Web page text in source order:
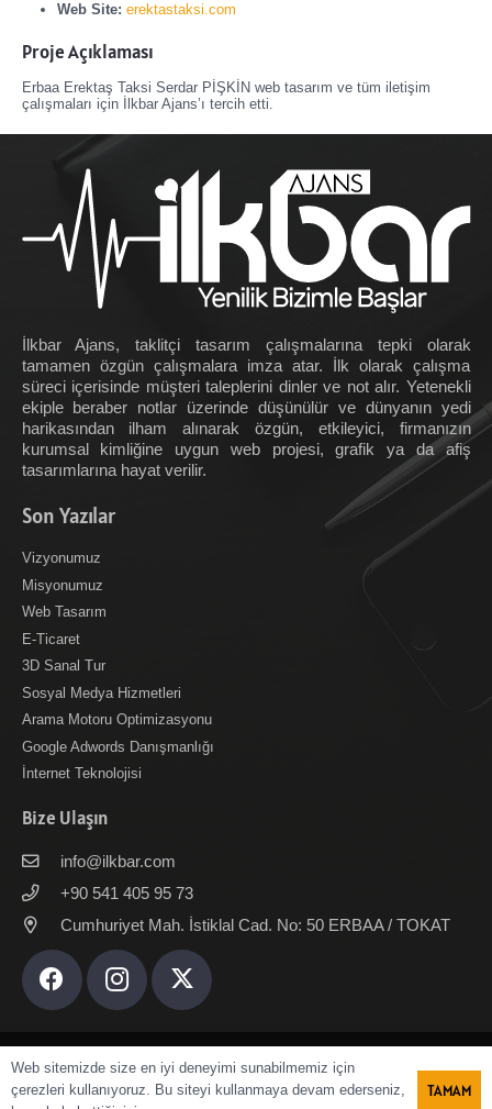
Web Site: erektastaksi.com
Proje Açıklaması
Erbaa Erektaş Taksi Serdar PİŞKİN web tasarım ve tüm iletişim
çalışmaları için İlkbar Ajans’ı tercih etti.
İlkbar Ajans, taklitçi tasarım çalışmalarına tepki olarak
tamamen özgün çalışmalara imza atar. İlk olarak çalışma
süreci içerisinde müşteri taleplerini dinler ve not alır. Yetenekli
ekiple beraber notlar üzerinde düşünülür ve dünyanın yedi
harikasından ilham alınarak özgün, etkileyici, firmanızın
kurumsal kimliğine uygun web projesi, grafik ya da afiş
tasarımlarına hayat verilir.
Son Yazılar
Vizyonumuz
Misyonumuz
Web Tasarım
E-Ticaret
3D Sanal Tur
Sosyal Medya Hizmetleri
Arama Motoru Optimizasyonu
Google Adwords Danışmanlığı
İnternet Teknolojisi
Bize Ulaşın
info@ilkbar.com
+90 541 405 95 73
Cumhuriyet Mah. İstiklal Cad. No: 50 ERBAA / TOKAT
ANASAYFA BİZ KİMİZ HİZMETLERİMİZ E-TİCARET İŞLERİMİZ
Copyright © 2011-2026 İlkbar Ajans | Tüm Hakları Saklıdır.
Web sitemizde size en iyi deneyimi sunabilmemiz için
çerezleri kullanıyoruz. Bu siteyi kullanmaya devam ederseniz,
TAMAM